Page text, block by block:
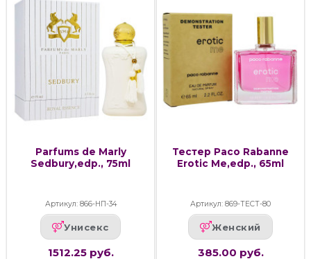
Parfums de Marly
Sedbury,edp., 75ml
Артикул: 866-НП-34
Унисекс
1512.25 руб.
Тестер Paco Rabanne
Erotic Me,edp., 65ml
Артикул: 869-ТЕСТ-80
Женский
385.00 руб.